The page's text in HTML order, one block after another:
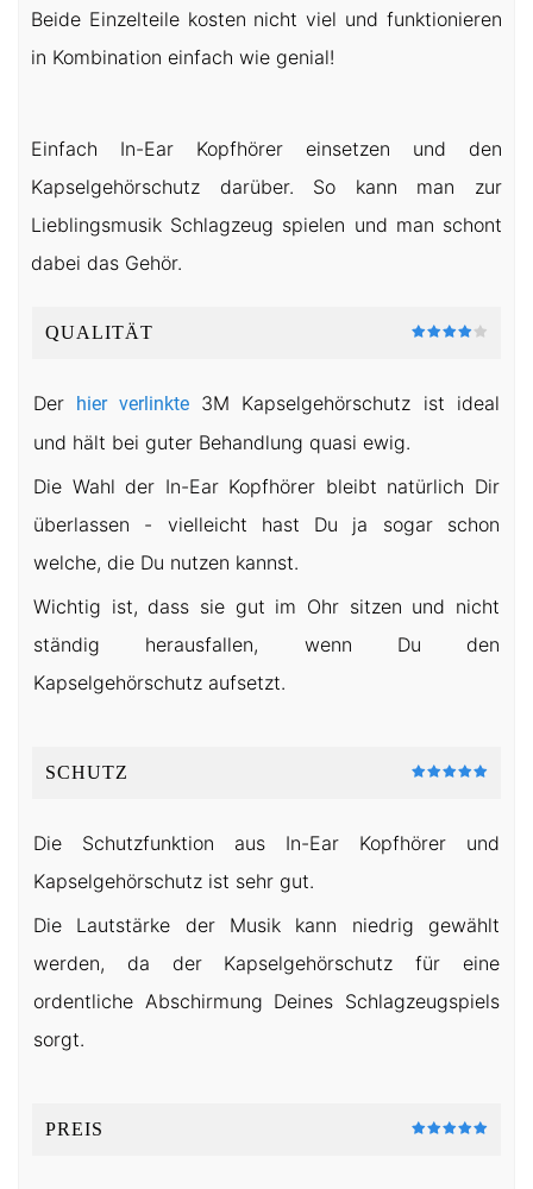
Beide Einzelteile kosten nicht viel und funktionieren
in Kombination einfach wie genial!
Einfach In-Ear Kopfhörer einsetzen und den
Kapselgehörschutz darüber. So kann man zur
Lieblingsmusik Schlagzeug spielen und man schont
dabei das Gehör.
QUALITÄT
Der hier verlinkte3M Kapselgehörschutz ist ideal
und hält bei guter Behandlung quasi ewig.
Die Wahl der In-Ear Kopfhörer bleibt natürlich Dir
überlassen - vielleicht hast Du ja sogar schon
welche, die Du nutzen kannst.
Wichtig ist, dass sie gut im Ohr sitzen und nicht
ständig herausfallen, wenn Du den
Kapselgehörschutz aufsetzt.
SCHUTZ
Die Schutzfunktion aus In-Ear Kopfhörer und
Kapselgehörschutz ist sehr gut.
Die Lautstärke der Musik kann niedrig gewählt
werden, da der Kapselgehörschutz für eine
ordentliche Abschirmung Deines Schlagzeugspiels
sorgt.
PREIS